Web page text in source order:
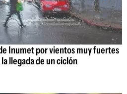
Inumet por vientos muy fuertes
llegada de un ciclón